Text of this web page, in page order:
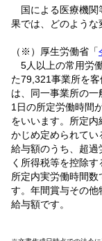
国による医療機関
果では、どのような
（※）厚生労働省「
5人以上の常用労
た79,321事業所を
は、同一事業所の
1日の所定労働時間
をいいます。所定
かじめ定められて
給与額のうち、超
く所得税等を控除
所定内実労働時間
す。年間賞与その他
給与額です。